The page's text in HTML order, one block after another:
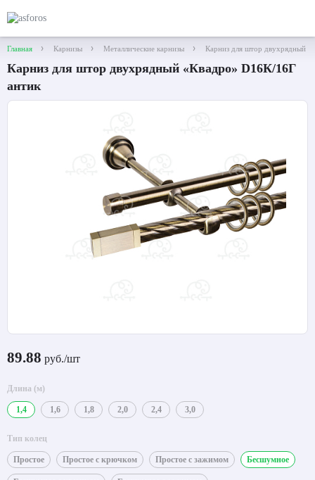
Главная Карнизы Металлические карнизы Карниз для штор двухрядный
Карниз для штор двухрядный «Квадро» D16К/16Г
антик
89.88 руб./шт
Длина (м)
1,4 1,6 1,8 2,0 2,4 3,0
Тип колец
Простое Простое с крючком Простое с зажимом Бесшумное